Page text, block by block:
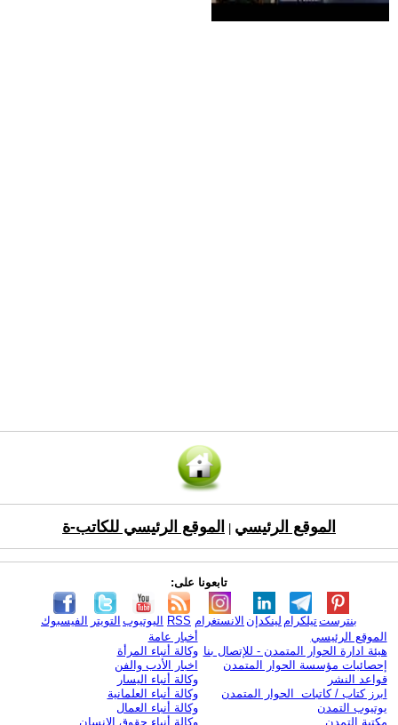
الموقع الرئيسي الموقع الرئيسي للكاتب-ة
تابعونا على:
الفيسبوك التويتر اليوتيوب RSS الانستغرام لينكدإن تيلكرامبنترست
الموقع الرئيسي
هيئة ادارة الحوار المتمدن - للإتصال بنا
إحصائيات مؤسسة الحوار المتمدن
قواعد النشر
ابرز كتاب / كاتبات الحوار المتمدن
يوتيوب التمدن
مكتبة التمدن
أخبار عامة
وكالة أنباء المرأة
اخبار الأدب والفن
وكالة أنباء اليسار
وكالة أنباء العلمانية
وكالة أنباء العمال
وكالة أنباء حقوق الإنسان